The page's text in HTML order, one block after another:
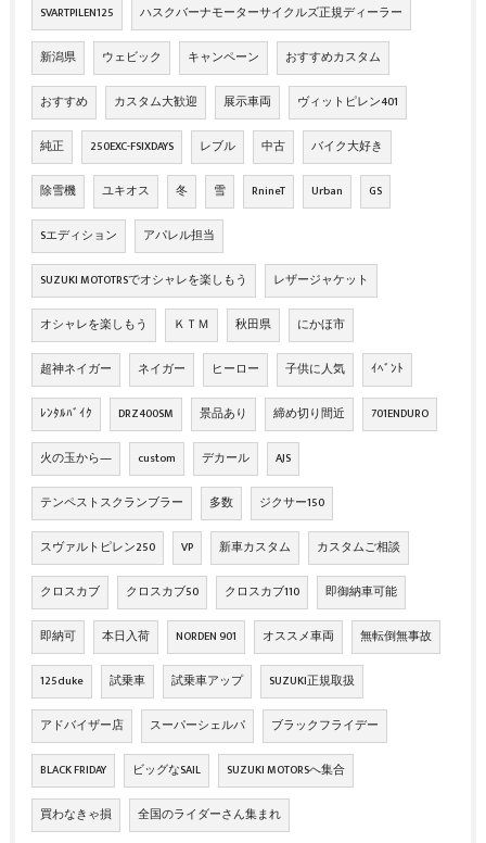
SVARTPILEN125 ハスクバーナモーターサイクルズ正規ディーラー
新潟県 ウェビック キャンペーン おすすめカスタム
おすすめ カスタム大歓迎 展示車両 ヴィットピレン401
純正 250EXC-FSIXDAYS レブル 中古 バイク大好き
除雪機 ユキオス 冬 雪 RnineT Urban GS
Sエディション アパレル担当
SUZUKI MOTOTRSでオシャレを楽しもう レザージャケット
オシャレを楽しもう ＫＴＭ 秋田県 にかほ市
超神ネイガー ネイガー ヒーロー 子供に人気 ｲﾍﾞﾝﾄ
ﾚﾝﾀﾙﾊﾞｲｸ DRZ400SM 景品あり 締め切り間近 701ENDURO
火の玉から― custom デカール AJS
テンペストスクランブラー 多数 ジクサー150
スヴァルトピレン250 VP 新車カスタム カスタムご相談
クロスカブ クロスカブ50 クロスカブ110 即御納車可能
即納可 本日入荷 NORDEN 901 オススメ車両 無転倒無事故
125duke 試乗車 試乗車アップ SUZUKI正規取扱
アドバイザー店 スーパーシェルパ ブラックフライデー
BLACK FRIDAY ビッグなSAIL SUZUKI MOTORSへ集合
買わなきゃ損 全国のライダーさん集まれ